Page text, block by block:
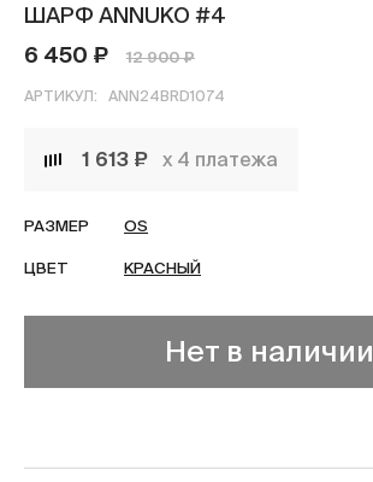
ШАРФ ANNUKO #4
6 450 ₽
12 900 ₽
АРТИКУЛ: ANN24BRD1074
1 613 ₽ х 4 платежа
РАЗМЕР OS
ЦВЕТ КРАСНЫЙ
Нет в наличии